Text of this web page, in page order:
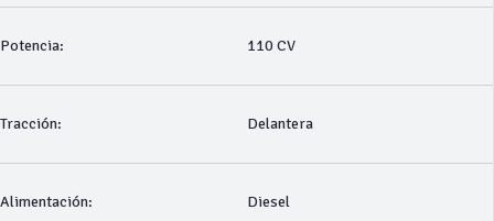
Potencia: 110 CV
Tracción: Delantera
Alimentación: Diesel